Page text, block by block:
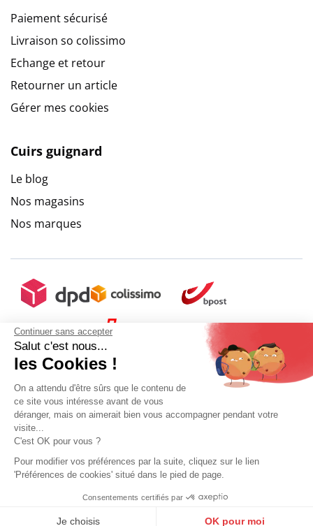
Continuer sans accepter
Salut c'est nous...
les Cookies !
On a attendu d'être sûrs que le contenu de
ce site vous intéresse avant de vous
déranger, mais on aimerait bien vous accompagner pendant votre
visite...
C'est OK pour vous ?
Pour modifier vos préférences par la suite, cliquez sur le lien
'Préférences de cookies' situé dans le pied de page.
Consentements certifiés par
Je choisis OK pour moi
Ajouter au panier
Paiement sécurisé
Livraison so colissimo
Echange et retour
Retourner un article
Gérer mes cookies
Cuirs guignard
Le blog
Nos magasins
Nos marques
Gestion des données personnelles